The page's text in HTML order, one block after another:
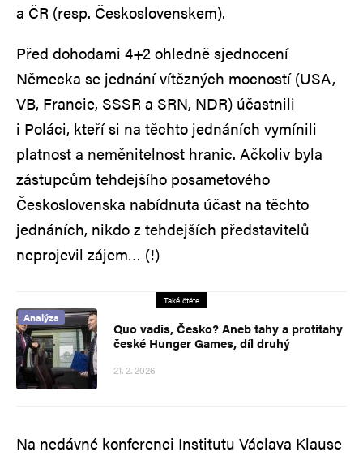
a ČR (resp. Československem).
Před dohodami 4+2 ohledně sjednocení
Německa se jednání vítězných mocností (USA,
VB, Francie, SSSR a SRN, NDR) účastnili
i Poláci, kteří si na těchto jednáních vymínili
platnost a neměnitelnost hranic. Ačkoliv byla
zástupcům tehdejšího posametového
Československa nabídnuta účast na těchto
jednáních, nikdo z tehdejších představitelů
neprojevil zájem… (!)
Také čtěte
Analýza
Quo vadis, Česko? Aneb tahy a protitahy
české Hunger Games, díl druhý
21. 2. 2026
Na nedávné konferenci Institutu Václava Klause